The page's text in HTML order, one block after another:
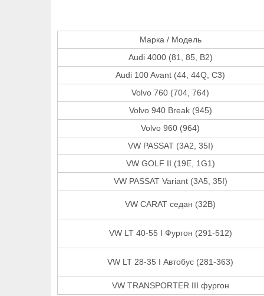
Марка / Модель
Audi 4000 (81, 85, B2)
Audi 100 Avant (44, 44Q, C3)
Volvo 760 (704, 764)
Volvo 940 Break (945)
Volvo 960 (964)
VW PASSAT (3A2, 35I)
VW GOLF II (19E, 1G1)
VW PASSAT Variant (3A5, 35I)
VW CARAT седан (32B)
VW LT 40-55 I Фургон (291-512)
VW LT 28-35 I Автобус (281-363)
VW TRANSPORTER III фургон